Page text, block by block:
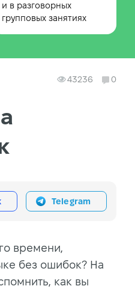
и в разговорных
групповых занятиях
43236 0
Telegram
времени,
без ошибок? На
как вы